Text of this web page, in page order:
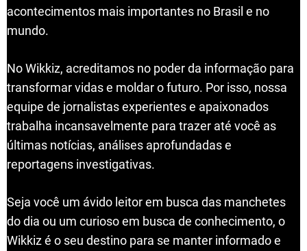
acontecimentos mais importantes no Brasil e no
mundo.
No Wikkiz, acreditamos no poder da informação para
transformar vidas e moldar o futuro. Por isso, nossa
equipe de jornalistas experientes e apaixonados
trabalha incansavelmente para trazer até você as
últimas notícias, análises aprofundadas e
reportagens investigativas.
Seja você um ávido leitor em busca das manchetes
do dia ou um curioso em busca de conhecimento, o
Wikkiz é o seu destino para se manter informado e